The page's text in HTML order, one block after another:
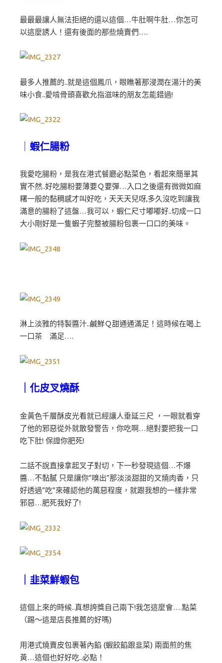
最最最讓人無法拒絕的還以這個…牛肚啊牛肚…你怎可
以這麼誘人！還有後面的那些燒賣們….
最多人推薦的..就是這個鳳爪，眼瞧著那浸潤在湯汁的美
味小食..愛啃骨頭喜歡允指滋味的朋友怎能錯過!
蝦仁腸粉
我愛吃腸粉，是我在港式餐廳必點菜色，看起來簡單其
實不然..好吃腸粉要薄要Ｑ要彈…入口之後還有微微如麻
糬一般的黏稠感才叫好吃，天天天兒呀,多久沒吃到讓我
滿意的腸粉了這盤…我可以，蝦仁尺寸嘟嘟好..切成一口
大小剛好是一隻蝦子完整被腸粉包裹一口口的美味。
淋上淡雅的特製醬汁..鹹鮮Ｑ甜通通滿足！這時候在喝上
一口茶 滿足….
｜化皮叉燒酥
金黃色千層酥皮光看就已經讓人垂延三尺 ，一眼就看穿
了他的邪惡從外就散發警告，你吃啊…絕對要把我一口
吃下肚! 保證你肥死!
二話不說直接拿起叉子對切，下一秒發現這個…不爆
醬…不黏膩 只是讓你”嗅出”那淡淡甜甜的叉燒肉香，只
好透過”吃”來確認他的萬惡程度，就跟我想的一樣非常
邪惡…肥死我好了!
｜韭菜鮮蝦包
這個上來的時候..真想誇獎自己兩下!我怎這麼會….點菜
（踢～這是店長推薦的好嗎)
用港式燒賣皮包裹著內餡 (蝦餃餡跟韭菜) 兩面煎的焦
黃…這個也好好吃..必點！